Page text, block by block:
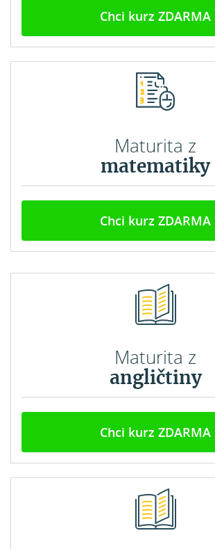
Chci kurz ZDARMA
Maturita z
matematiky
Chci kurz ZDARMA
Maturita z
angličtiny
Chci kurz ZDARMA